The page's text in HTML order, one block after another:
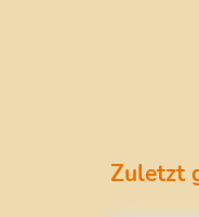
Zuletzt